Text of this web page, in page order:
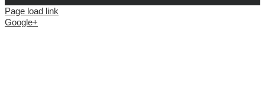
Page load link
Google+